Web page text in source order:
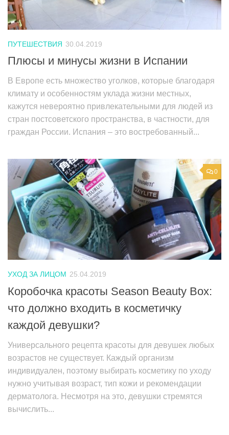
ПУТЕШЕСТВИЯ 30.04.2019
Плюсы и минусы жизни в Испании
В Европе есть множество уголков, которые благодаря
климату и особенностям уклада жизни местных,
кажутся невероятно привлекательными для людей из
стран постсоветского пространства, в частности, для
граждан России. Испания – это востребованный...
0
УХОД ЗА ЛИЦОМ 25.04.2019
Коробочка красоты Season Beauty Box:
что должно входить в косметичку
каждой девушки?
Универсального рецепта красоты для девушек любых
возрастов не существует. Каждый организм
индивидуален, поэтому выбирать косметику по уходу
нужно учитывая возраст, тип кожи и рекомендации
дерматолога. Несмотря на это, девушки стремятся
вычислить...